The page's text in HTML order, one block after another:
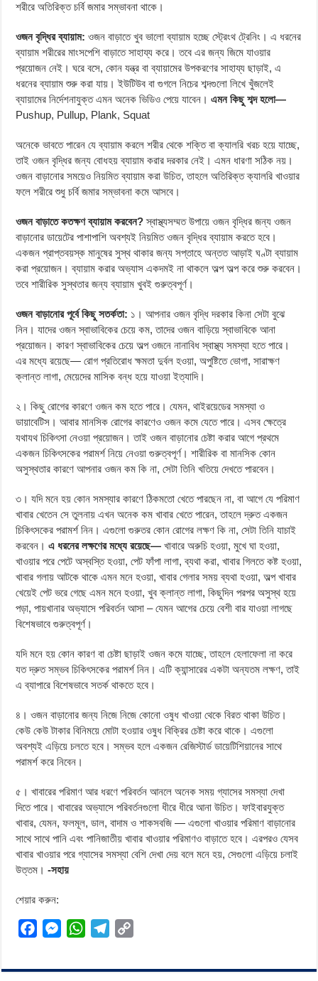
শরীরে অতিরিক্ত চর্বি জমার সম্ভাবনা থাকে।
ওজন বৃদ্ধির ব্যায়াম:ওজন বাড়াতে খুব ভালো ব্যায়াম হচ্ছে স্ট্রেংথ ট্রেনিং। এ ধরনের
ব্যায়াম শরীরের মাংসপেশি বাড়াতে সাহায্য করে। তবে এর জন্য জিমে যাওয়ার
প্রয়োজন নেই। ঘরে বসে, কোন যন্ত্র বা ব্যায়ামের উপকরণের সাহায্য ছাড়াই, এ
ধরনের ব্যায়াম শুরু করা যায়। ইউটিউব বা গুগলে নিচের শব্দগুলো লিখে খুঁজলেই
ব্যায়ামের নির্দেশনাযুক্ত এমন অনেক ভিডিও পেয়ে যাবেন।এমন কিছু শব্দ হলো—
Pushup, Pullup, Plank, Squat
অনেকে ভাবতে পারেন যে ব্যায়াম করলে শরীর থেকে শক্তি বা ক্যালরি খরচ হয়ে যাচ্ছে,
তাই ওজন বৃদ্ধির জন্য বোধহয় ব্যায়াম করার দরকার নেই। এমন ধারণা সঠিক নয়।
ওজন বাড়ানোর সময়েও নিয়মিত ব্যায়াম করা উচিত, তাহলে অতিরিক্ত ক্যালরি খাওয়ার
ফলে শরীরে শুধু চর্বি জমার সম্ভাবনা কমে আসবে।
ওজন বাড়াতে কতক্ষণ ব্যায়াম করবেন?স্বাস্থ্যসম্মত উপায়ে ওজন বৃদ্ধির জন্য ওজন
বাড়ানোর ডায়েটের পাশাপাশি অবশ্যই নিয়মিত ওজন বৃদ্ধির ব্যায়াম করতে হবে।
একজন প্রাপ্তবয়স্ক মানুষের সুস্থ থাকার জন্য সপ্তাহে অন্তত আড়াই ঘণ্টা ব্যায়াম
করা প্রয়োজন। ব্যায়াম করার অভ্যাস একদমই না থাকলে অল্প অল্প করে শুরু করবেন।
তবে শারীরিক সুস্থতার জন্য ব্যায়াম খুবই গুরুত্বপূর্ণ।
ওজন বাড়ানোর পূর্বে কিছু সতর্কতা: ১। আপনার ওজন বৃদ্ধি দরকার কিনা সেটা বুঝে
নিন। যাদের ওজন স্বাভাবিকের চেয়ে কম, তাদের ওজন বাড়িয়ে স্বাভাবিকে আনা
প্রয়োজন। কারণ স্বাভাবিকের চেয়ে অল্প ওজনে নানাবিধ স্বাস্থ্য সমস্যা হতে পারে।
এর মধ্যে রয়েছে— রোগ প্রতিরোধ ক্ষমতা দুর্বল হওয়া, অপুষ্টিতে ভোগা, সারাক্ষণ
ক্লান্ত লাগা, মেয়েদের মাসিক বন্ধ হয়ে যাওয়া ইত্যাদি।
২। কিছু রোগের কারণে ওজন কম হতে পারে। যেমন, থাইরয়েডের সমস্যা ও
ডায়াবেটিস। আবার মানসিক রোগের কারণেও ওজন কমে যেতে পারে। এসব ক্ষেত্রে
যথাযথ চিকিৎসা নেওয়া প্রয়োজন। তাই ওজন বাড়ানোর চেষ্টা করার আগে প্রথমে
একজন চিকিৎসকের পরামর্শ নিয়ে নেওয়া গুরুত্বপূর্ণ। শারীরিক বা মানসিক কোন
অসুস্থতার কারণে আপনার ওজন কম কি না, সেটা তিনি খতিয়ে দেখতে পারবেন।
৩। যদি মনে হয় কোন সমস্যার কারণে ঠিকমতো খেতে পারছেন না, বা আগে যে পরিমাণ
খাবার খেতেন সে তুলনায় এখন অনেক কম খাবার খেতে পারেন, তাহলে দ্রুত একজন
চিকিৎসকের পরামর্শ নিন। এগুলো গুরুতর কোন রোগের লক্ষণ কি না, সেটা তিনি যাচাই
করবেন।এ ধরনের লক্ষণের মধ্যে রয়েছে— খাবারে অরুচি হওয়া, মুখে ঘা হওয়া,
খাওয়ার পরে পেটে অস্বস্তি হওয়া, পেট ফাঁপা লাগা, ব্যথা করা, খাবার গিলতে কষ্ট হওয়া,
খাবার গলায় আটকে থাকে এমন মনে হওয়া, খাবার গেলার সময় ব্যথা হওয়া, অল্প খাবার
খেয়েই পেট ভরে গেছে এমন মনে হওয়া, খুব ক্লান্ত লাগা, কিছুদিন পরপর অসুস্থ হয়ে
পড়া, পায়খানার অভ্যাসে পরিবর্তন আসা – যেমন আগের চেয়ে বেশী বার যাওয়া লাগছে
বিশেষভাবে গুরুত্বপূর্ণ।
যদি মনে হয় কোন কারণ বা চেষ্টা ছাড়াই ওজন কমে যাচ্ছে, তাহলে হেলাফেলা না করে
যত দ্রুত সম্ভব চিকিৎসকের পরামর্শ নিন। এটি ক্যান্সারের একটা অন্যতম লক্ষণ, তাই
এ ব্যাপারে বিশেষভাবে সতর্ক থাকতে হবে।
৪। ওজন বাড়ানোর জন্য নিজে নিজে কোনো ওষুধ খাওয়া থেকে বিরত থাকা উচিত।
কেউ কেউ টাকার বিনিময়ে মোটা হওয়ার ওষুধ বিক্রির চেষ্টা করে থাকে। এগুলো
অবশ্যই এড়িয়ে চলতে হবে। সম্ভব হলে একজন রেজিস্টার্ড ডায়েটিশিয়ানের সাথে
পরামর্শ করে নিবেন।
৫। খাবারের পরিমাণ আর ধরণে পরিবর্তন আনলে অনেক সময় গ্যাসের সমস্যা দেখা
দিতে পারে। খাবারের অভ্যাসে পরিবর্তনগুলো ধীরে ধীরে আনা উচিত। ফাইবারযুক্ত
খাবার, যেমন, ফলমূল, ডাল, বাদাম ও শাকসবজি — এগুলো খাওয়ার পরিমাণ বাড়ানোর
সাথে সাথে পানি এবং পানিজাতীয় খাবার খাওয়ার পরিমাণও বাড়াতে হবে। এরপরও যেসব
খাবার খাওয়ার পরে গ্যাসের সমস্যা বেশি দেখা দেয় বলে মনে হয়, সেগুলো এড়িয়ে চলাই
উত্তম।-সহায়
শেয়ার করুন:
M
W